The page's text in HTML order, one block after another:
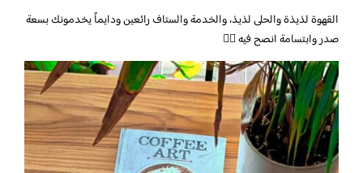
القهوة لذيذة والحلى لذيذ، والخدمة والستاف رائعين ودايماً يخدمونك بسعة
صدر وابتسامة انصح فيه 👍🏻